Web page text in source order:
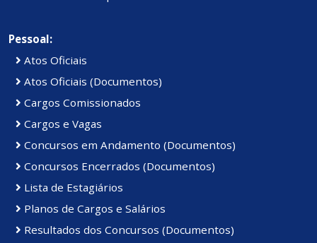
Pessoal:
Atos Oficiais
Atos Oficiais (Documentos)
Cargos Comissionados
Cargos e Vagas
Concursos em Andamento (Documentos)
Concursos Encerrados (Documentos)
Lista de Estagiários
Planos de Cargos e Salários
Resultados dos Concursos (Documentos)